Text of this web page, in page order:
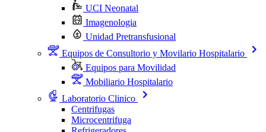
UCI Neonatal
Imagenologia
Unidad Pretransfusional
Equipos de Consultorio y Movilario Hospitalario
Equipos para Movilidad
Mobiliario Hospitalario
Laboratorio Clinico
Centrifugas
Microcentrifuga